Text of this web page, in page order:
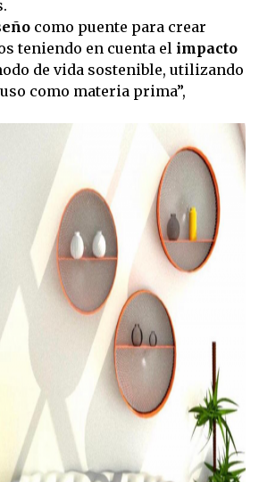
como puente para crear
teniendo en cuenta el impacto
de vida sostenible, utilizando
como materia prima”,